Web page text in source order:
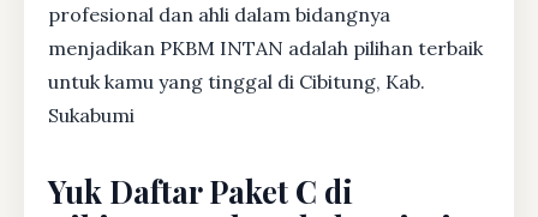
profesional dan ahli dalam bidangnya
menjadikan PKBM INTAN adalah pilihan terbaik
untuk kamu yang tinggal di Cibitung, Kab.
Sukabumi
Yuk Daftar Paket C di